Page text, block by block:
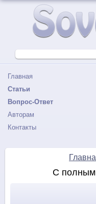
Главная
Статьи
Вопрос-Ответ
Авторам
Контакты
С полным